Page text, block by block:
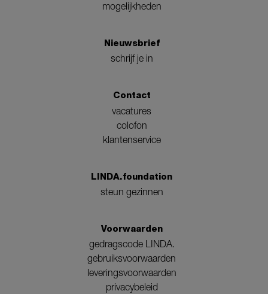
mogelijkheden
Nieuwsbrief
schrijf je in
Contact
vacatures
colofon
klantenservice
LINDA.foundation
steun gezinnen
Voorwaarden
gedragscode LINDA.
gebruiksvoorwaarden
leveringsvoorwaarden
privacybeleid